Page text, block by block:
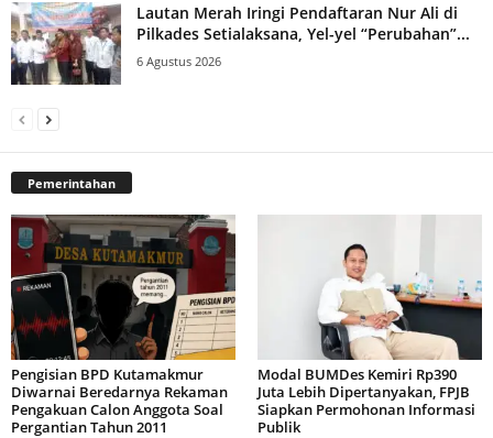
Lautan Merah Iringi Pendaftaran Nur Ali di
Pilkades Setialaksana, Yel-yel “Perubahan”...
6 Agustus 2026
Pemerintahan
Pengisian BPD Kutamakmur
Diwarnai Beredarnya Rekaman
Pengakuan Calon Anggota Soal
Pergantian Tahun 2011
Modal BUMDes Kemiri Rp390
Juta Lebih Dipertanyakan, FPJB
Siapkan Permohonan Informasi
Publik